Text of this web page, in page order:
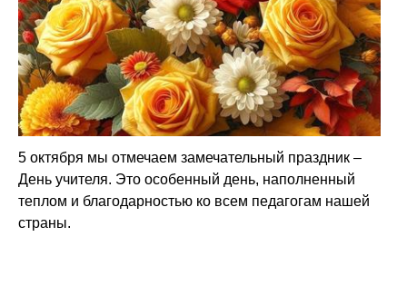
5 октября мы отмечаем замечательный праздник –
День учителя. Это особенный день, наполненный
теплом и благодарностью ко всем педагогам нашей
страны.